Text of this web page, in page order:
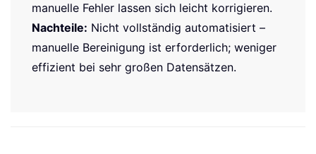
manuelle Fehler lassen sich leicht korrigieren.
Nachteile: Nicht vollständig automatisiert –
manuelle Bereinigung ist erforderlich; weniger
effizient bei sehr großen Datensätzen.